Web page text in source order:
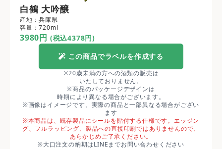
白鶴 大吟醸
産地：兵庫県
容量：720ml
3980円 (税込4378円)
この商品でラベルを作成する
※20歳未満の方への酒類の販売は
いたしておりません。
※商品のパッケージデザインは
時期により異なる場合がございます。
※画像はイメージです。実際の商品と一部異なる場合がござい
ます
※本商品は、既存製品にシールを貼付する仕様です。エッジン
グ、フルラッピング、製品への直接印刷ではありませんので、
あらかじめご了承ください。
※大口注文の納期はLINEまでお問い合わせください